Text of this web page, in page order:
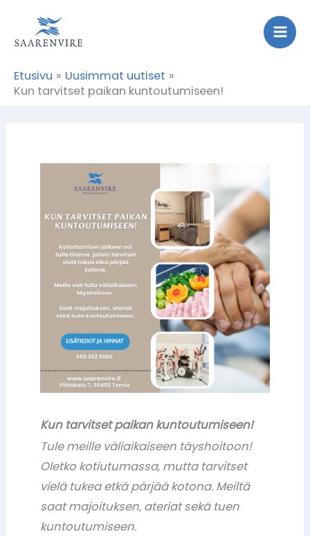
sisältöön
Etusivu
Uusimmat uutiset
Kun tarvitset paikan kuntoutumiseen!
Kun tarvitset paikan kuntoutumiseen!
Tule meille väliaikaiseen täyshoitoon!
Oletko kotiutumassa, mutta tarvitset
vielä tukea etkä pärjää kotona. Meiltä
saat majoituksen, ateriat sekä tuen
kuntoutumiseen.